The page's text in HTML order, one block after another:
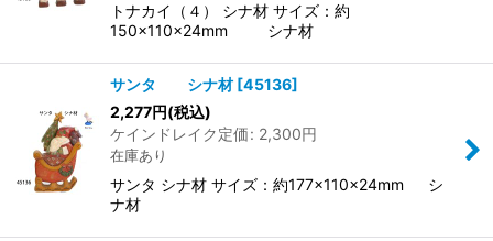
トナカイ（４） シナ材 サイズ：約
150×110×24mm シナ材
サンタ シナ材 [45136]
2,277円(税込)
ケインドレイク定価: 2,300円
在庫あり
サンタ シナ材 サイズ：約177×110×24mm シ
ナ材